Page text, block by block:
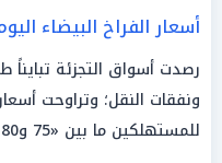
أسعار الفراخ البيضاء
رصدت أسواق التجزئة
ونفقات النقل؛ وتراوحت
للمستهلكين ما بين «75 و80 جنيهاً» للكيلو باختلاف المنطقة.